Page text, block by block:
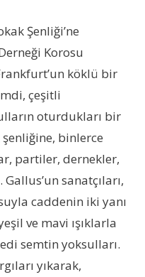
Şenliği’ne
Korosu
köklü bir
çeşitli
oturdukları bir
binlerce
partiler, dernekler,
sanatçıları,
caddenin iki yanı
ve mavi ışıklarla
semtin yoksulları.
yıkarak,